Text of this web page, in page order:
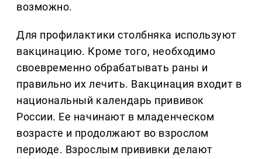
возможно.
Для профилактики столбняка используют
вакцинацию. Кроме того, необходимо
своевременно обрабатывать раны и
правильно их лечить. Вакцинация входит в
национальный календарь прививок
России. Ее начинают в младенческом
возрасте и продолжают во взрослом
периоде. Взрослым прививки делают